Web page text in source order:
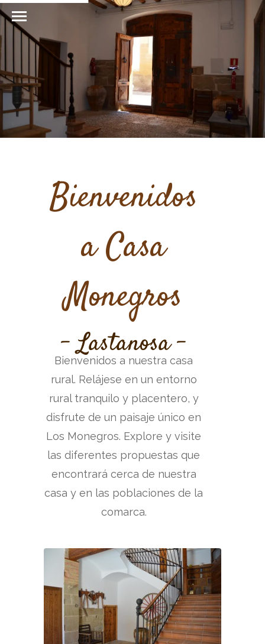
Bienvenidos
a Casa
Monegros
- Lastanosa -
Bienvenidos a nuestra casa
rural. Relájese en un entorno
rural tranquilo y placentero, y
disfrute de un paisaje único en
Los Monegros. Explore y visite
las diferentes propuestas que
encontrará cerca de nuestra
casa y en las poblaciones de la
comarca.